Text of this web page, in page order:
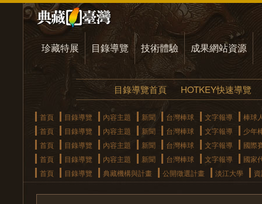
珍藏特展 目錄導覽 技術體驗 成果網站資源
目錄導覽首頁 HOTKEY快速導覽
首頁 目錄導覽 內容主題 新聞 台灣棒球 文字報導
棒球
首頁
目錄導覽 內容主題 新聞 台灣棒球 文字報導
少年
首頁
目錄導覽 內容主題 新聞 台灣棒球 文字報導
國際
首頁
目錄導覽 內容主題 新聞 台灣棒球 文字報導
國家
首頁
目錄導覽 典藏機構與計畫 公開徵選計畫 淡江大學